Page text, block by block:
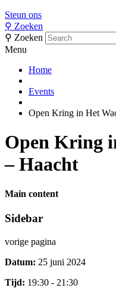
Steun ons
⚲ Zoeken
⚲ Zoeken
Menu
Home
Events
Open Kring in Het
Open Kring
– Haacht
Main content
Sidebar
vorige pagina
Datum: 25 juni 2024
Tijd: 19:30 - 21:30